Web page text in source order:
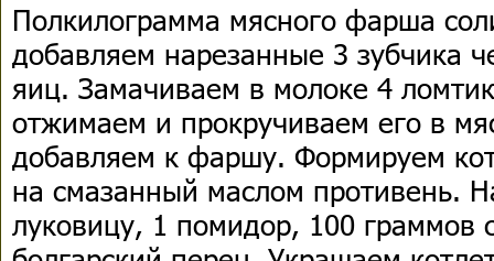
Полкилограмма мясного фарша
добавляем нарезанные 3 зубчика
яиц. Замачиваем в молоке 4
отжимаем и прокручиваем его в
добавляем к фаршу. Формируем
на смазанный маслом противень.
луковицу, 1 помидор, 100 граммов